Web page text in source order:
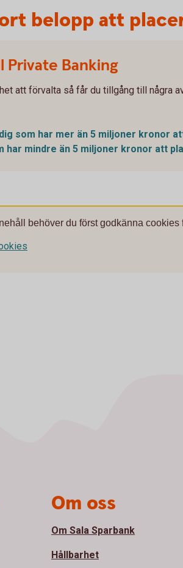
belopp att
Private Banking
att förvalta så får du tillgång till några
som har mer än 5 miljoner kronor
har mindre än 5 miljoner kronor att
behöver du först godkänna
Om oss
Om Sala Sparbank
Hållbarhet